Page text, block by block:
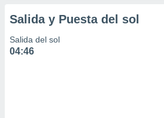
Salida y Puesta del sol
Salida del sol
04:46